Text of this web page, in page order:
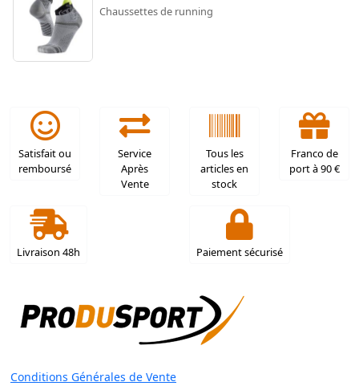
Chaussettes de running
Satisfait ou
remboursé
Service
Après
Vente
Tous les
articles en
stock
Franco de
port à 90 €
Livraison 48h Paiement sécurisé
Conditions Générales de Vente